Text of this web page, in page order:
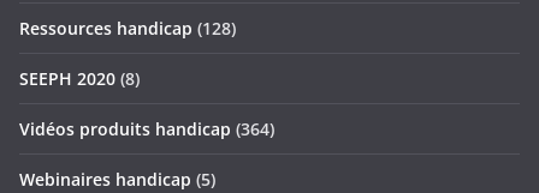
Ressources handicap (128)
SEEPH 2020 (8)
Vidéos produits handicap (364)
Webinaires handicap (5)